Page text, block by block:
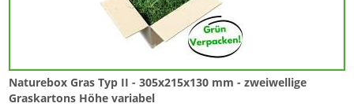
Naturebox Gras Typ II - 305x215x130 mm - zweiwellige
Graskartons Höhe variabel